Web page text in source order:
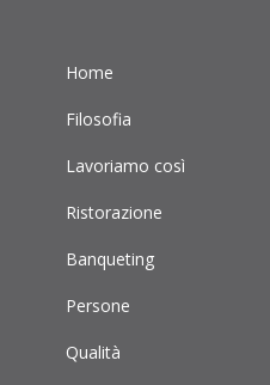
Home
Filosofia
Lavoriamo così
Ristorazione
Banqueting
Persone
Qualità